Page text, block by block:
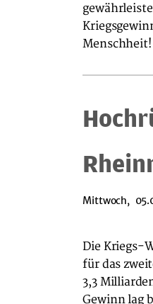
Menschheit!
Mittwoch,
Die Kriegs-
für das
3,3
Gewinn lag